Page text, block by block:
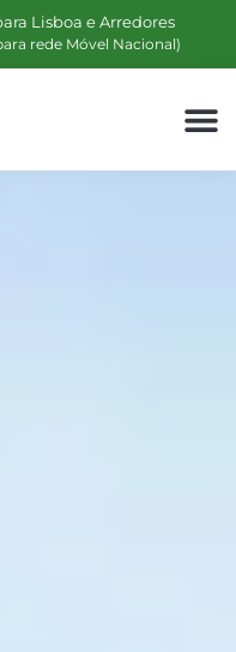
Lisboa e Arredores
rede Móvel Nacional)